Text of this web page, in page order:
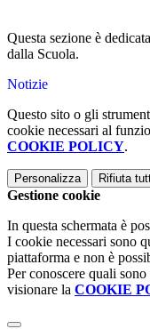
Questa sezione è
dalla Scuola.
Notizie
Questo sito o gli
cookie necessari al
COOKIE POLICY.
Personalizza Rifiuta
Gestione cookie
In questa schermata è
I cookie necessari sono
piattaforma e non è
Per conoscere quali
visionare la COOKIE